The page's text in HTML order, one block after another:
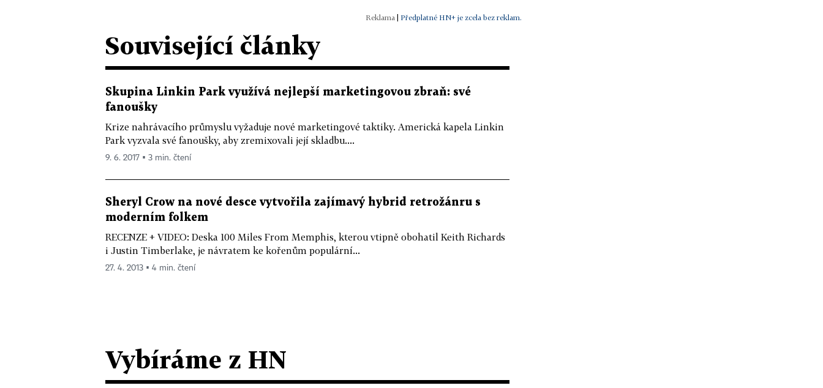
Předplatné HN+ je zcela bez reklam.
Související články
Skupina Linkin Park využívá nejlepší marketingovou zbraň: své
fanoušky
Krize nahrávacího průmyslu vyžaduje nové marketingové taktiky. Americká kapela Linkin
Park vyzvala své fanoušky, aby zremixovali její skladbu....
9. 6. 2017 ▪ 3 min. čtení
Sheryl Crow na nové desce vytvořila zajímavý hybrid retrožánru s
moderním folkem
RECENZE + VIDEO: Deska 100 Miles From Memphis, kterou vtipně obohatil Keith Richards
i Justin Timberlake, je návratem ke kořenům populární...
27. 4. 2013 ▪ 4 min. čtení
Vybíráme z HN